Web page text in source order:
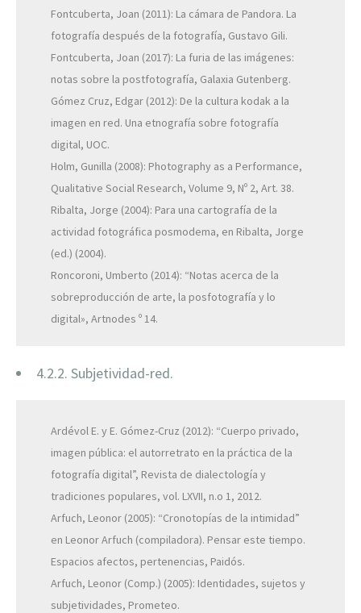
Fontcuberta, Joan (2011): La cámara de Pandora. La
fotografía después de la fotografía, Gustavo Gili.
Fontcuberta, Joan (2017): La furia de las imágenes:
notas sobre la postfotografía, Galaxia Gutenberg.
Gómez Cruz, Edgar (2012): De la cultura kodak a la
imagen en red. Una etnografía sobre fotografía
digital, UOC.
Holm, Gunilla (2008): Photography as a Performance,
Qualitative Social Research, Volume 9, Nº 2, Art. 38.
Ribalta, Jorge (2004): Para una cartografía de la
actividad fotográfica posmodema, en Ribalta, Jorge
(ed.) (2004).
Roncoroni, Umberto (2014): “Notas acerca de la
sobreproducción de arte, la posfotografía y lo
digital», Artnodes º 14.
4.2.2. Subjetividad-red.
Ardévol E. y E. Gómez-Cruz (2012): “Cuerpo privado,
imagen pública: el autorretrato en la práctica de la
fotografía digital”, Revista de dialectología y
tradiciones populares, vol. LXVII, n.o 1, 2012.
Arfuch, Leonor (2005): “Cronotopías de la intimidad”
en Leonor Arfuch (compiladora). Pensar este tiempo.
Espacios afectos, pertenencias, Paidós.
Arfuch, Leonor (Comp.) (2005): Identidades, sujetos y
subjetividades, Prometeo.